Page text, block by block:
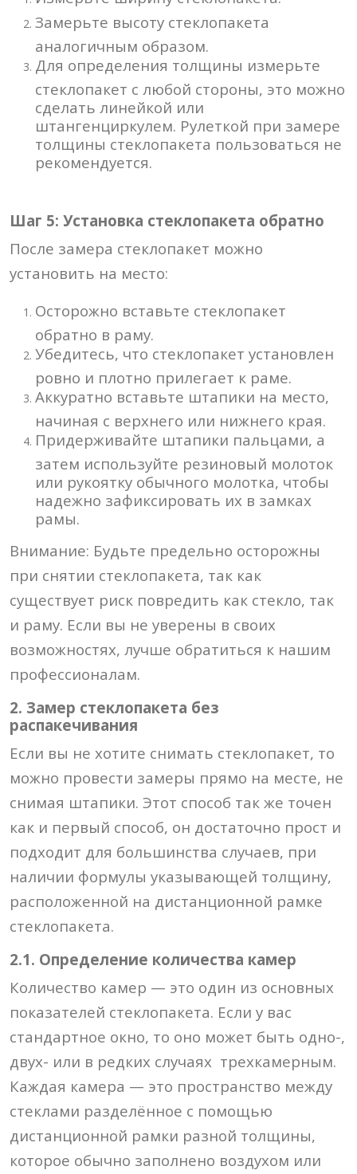
Замерьте высоту стеклопакета
аналогичным образом.
Для определения толщины измерьте
стеклопакет с любой стороны, это можно
сделать линейкой или
штангенциркулем. Рулеткой при замере
толщины стеклопакета пользоваться не
рекомендуется.
Шаг 5: Установка стеклопакета обратно
После замера стеклопакет можно
установить на место:
Осторожно вставьте стеклопакет
обратно в раму.
Убедитесь, что стеклопакет установлен
ровно и плотно прилегает к раме.
Аккуратно вставьте штапики на место,
начиная с верхнего или нижнего края.
Придерживайте штапики пальцами, а
затем используйте резиновый молоток
или рукоятку обычного молотка, чтобы
надежно зафиксировать их в замках
рамы.
Внимание: Будьте предельно осторожны
при снятии стеклопакета, так как
существует риск повредить как стекло, так
и раму. Если вы не уверены в своих
возможностях, лучше обратиться к нашим
профессионалам.
2. Замер стеклопакета без
распакечивания
Если вы не хотите снимать стеклопакет, то
можно провести замеры прямо на месте, не
снимая штапики. Этот способ так же точен
как и первый способ, он достаточно прост и
подходит для большинства случаев, при
наличии формулы указывающей толщину,
расположенной на дистанционной рамке
стеклопакета.
2.1. Определение количества камер
Количество камер — это один из основных
показателей стеклопакета. Если у вас
стандартное окно, то оно может быть одно-,
двух- или в редких случаях трехкамерным.
Каждая камера — это пространство между
стеклами разделённое с помощью
дистанционной рамки разной толщины,
которое обычно заполнено воздухом или